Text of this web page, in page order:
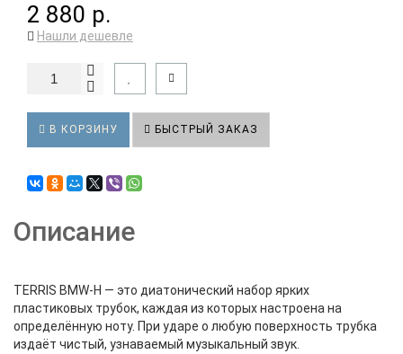
2 880 р.
Нашли дешевле
В КОРЗИНУ БЫСТРЫЙ ЗАКАЗ
Описание
TERRIS BMW-H — это диатонический набор ярких
пластиковых трубок, каждая из которых настроена на
определённую ноту. При ударе о любую поверхность трубка
издаёт чистый, узнаваемый музыкальный звук.